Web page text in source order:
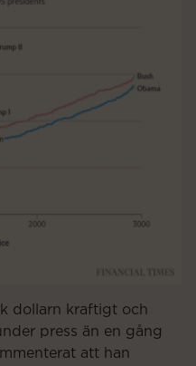
dollarn kraftigt och
press än en gång
att han